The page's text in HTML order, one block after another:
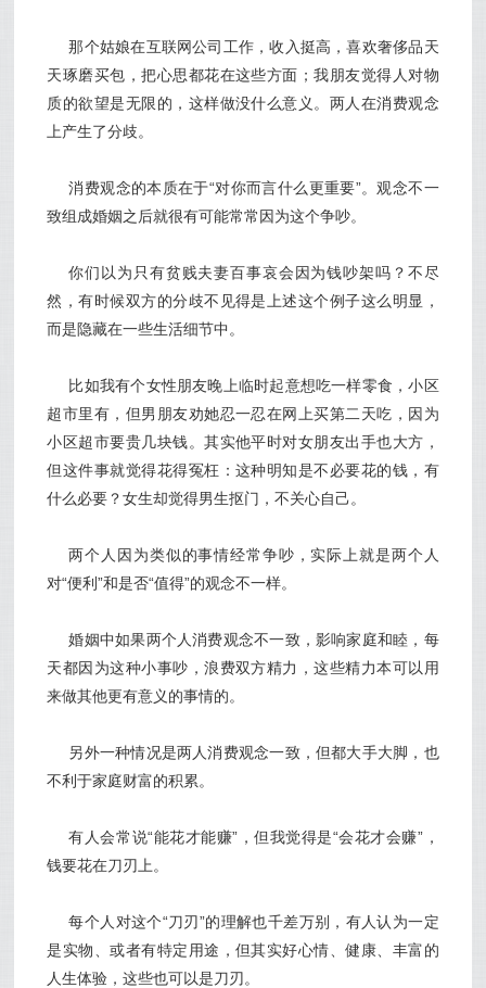
那个姑娘在互联网公司工作，收入挺高，喜欢奢侈品天
天琢磨买包，把心思都花在这些方面；我朋友觉得人对物
质的欲望是无限的，这样做没什么意义。两人在消费观念
上产生了分歧。
消费观念的本质在于“对你而言什么更重要”。观念不一
致组成婚姻之后就很有可能常常因为这个争吵。
你们以为只有贫贱夫妻百事哀会因为钱吵架吗？不尽
然，有时候双方的分歧不见得是上述这个例子这么明显，
而是隐藏在一些生活细节中。
比如我有个女性朋友晚上临时起意想吃一样零食，小区
超市里有，但男朋友劝她忍一忍在网上买第二天吃，因为
小区超市要贵几块钱。其实他平时对女朋友出手也大方，
但这件事就觉得花得冤枉：这种明知是不必要花的钱，有
什么必要？女生却觉得男生抠门，不关心自己。
两个人因为类似的事情经常争吵，实际上就是两个人
对“便利”和是否“值得”的观念不一样。
婚姻中如果两个人消费观念不一致，影响家庭和睦，每
天都因为这种小事吵，浪费双方精力，这些精力本可以用
来做其他更有意义的事情的。
另外一种情况是两人消费观念一致，但都大手大脚，也
不利于家庭财富的积累。
有人会常说“能花才能赚”，但我觉得是“会花才会赚”，
钱要花在刀刃上。
每个人对这个“刀刃”的理解也千差万别，有人认为一定
是实物、或者有特定用途，但其实好心情、健康、丰富的
人生体验，这些也可以是刀刃。